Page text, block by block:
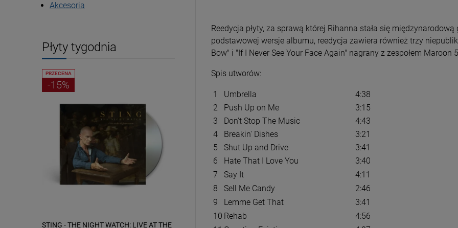
Akcesoria
Płyty tygodnia
-15%
STING - THE NIGHT WATCH: LIVE AT THE
PRZECENA
MADONNA - CONFESSIONS II (BABY
DIMMU BORGIR - GRAND SERPENT
Reedycja płyty, za sprawą której Rihanna stała się
podstawowej wersje albumu, reedycja zawiera również trzy
Bow" i "If I Never See Your Face Again" nagrany z zespołem Maroon 5.
Spis utworów:
1 Umbrella
4:38
2
Push Up on Me
3:15
3
Don't Stop The Music
4:43
4
Breakin' Dishes
3:21
5
Shut Up and Drive
3:41
6
Hate That I Love You
3:40
7
Say It
4:11
8
Sell Me Candy
2:46
9
Lemme Get That
3:41
10 Rehab
4:56